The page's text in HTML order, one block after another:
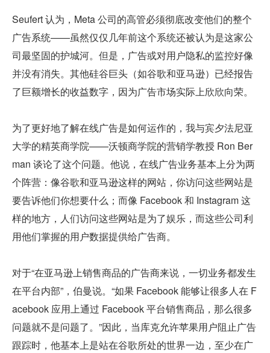
Seufert 认为，Meta 公司的高管必须彻底改变他们的整个
广告系统——虽然仅仅几年前这个系统还被认为是这家公
司最坚固的护城河。但是，广告或对用户隐私的监控好像
并没有消失。其他硅谷巨头（如谷歌和亚马逊）已经报告
了巨额增长的收益数字，因为广告市场实际上欣欣向荣。
为了更好地了解在线广告是如何运作的，我与宾夕法尼亚
大学的精英商学院——沃顿商学院的营销学教授 Ron Ber
man 谈论了这个问题。他说，在线广告业务基本上分为两
个阵营：像谷歌和亚马逊这样的网站，你访问这些网站是
要告诉他们你想要什么；而像 Facebook 和 Instagram 这
样的地方，人们访问这些网站是为了娱乐，而这些公司利
用他们掌握的用户数据提供给广告商。
对于“在亚马逊上销售商品的广告商来说，一切业务都发生
在平台内部”，伯曼说。“如果 Facebook 能够让很多人在 F
acebook 应用上通过 Facebook 平台销售商品，那么很多
问题就不是问题了。”因此，当库克允许苹果用户阻止广告
跟踪时，他基本上是站在谷歌所处的世界一边，至少在广